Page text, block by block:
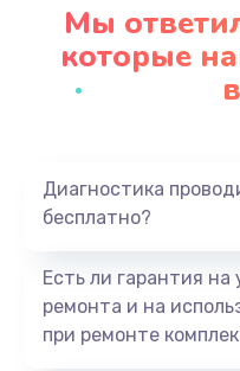
Мы
которые
Диагностика
бесплатно?
Есть ли гарантия на
ремонта и на
при ремонте